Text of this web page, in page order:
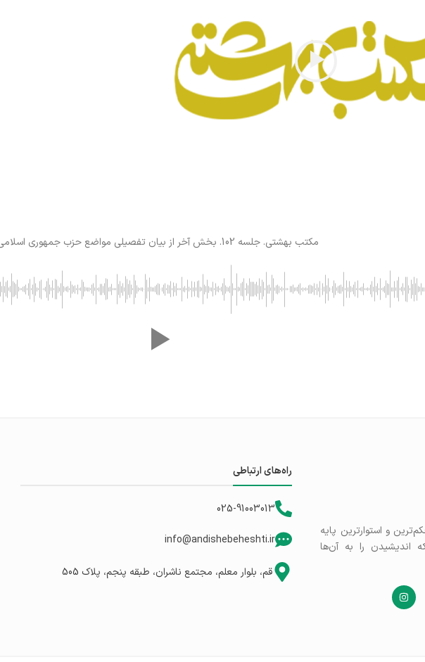
مکتب بهشتی. جلسه 102. بخش آخر از بیان تفصیلی مواضع حزب جمهوری اسلامی
و استوارترین پایه
اندیشیدن را به آن‌ها
راه‌های ارتباطی
025-91003013
info@andishebeheshti.ir
قم، بلوار معلم، مجتمع ناشران، طبقه پنجم، پلاک 505